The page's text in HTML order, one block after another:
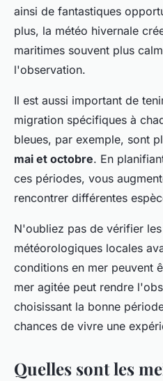
ainsi de fantastiques
plus, la météo hivernale
maritimes souvent plus
l'observation.
Il est aussi important de
migration spécifiques à
bleues, par exemple, sont
mai et octobre. En
ces périodes, vous
rencontrer différentes
N'oubliez pas de vérifier
météorologiques locales
conditions en mer peuvent
mer agitée peut rendre
choisissant la bonne
chances de vivre une
Quelles sont les